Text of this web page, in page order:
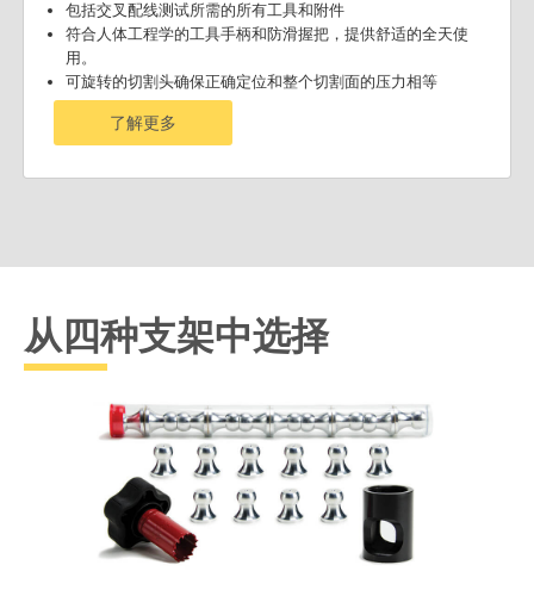
包括交叉配线测试所需的所有工具和附件
符合人体工程学的工具手柄和防滑握把，提供舒适的全天使
用。
可旋转的切割头确保正确定位和整个切割面的压力相等
了解更多
从四种支架中选择